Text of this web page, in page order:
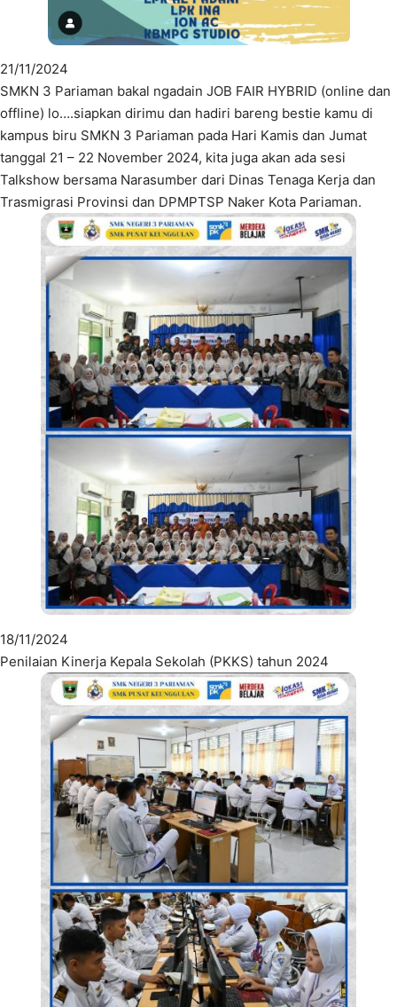
21/11/2024
SMKN 3 Pariaman bakal ngadain JOB FAIR HYBRID (online dan
offline) lo….siapkan dirimu dan hadiri bareng bestie kamu di
kampus biru SMKN 3 Pariaman pada Hari Kamis dan Jumat
tanggal 21 – 22 November 2024, kita juga akan ada sesi
Talkshow bersama Narasumber dari Dinas Tenaga Kerja dan
Trasmigrasi Provinsi dan DPMPTSP Naker Kota Pariaman.
18/11/2024
Penilaian Kinerja Kepala Sekolah (PKKS) tahun 2024